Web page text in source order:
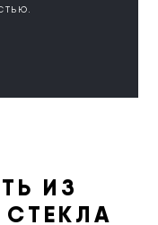
ИЗ